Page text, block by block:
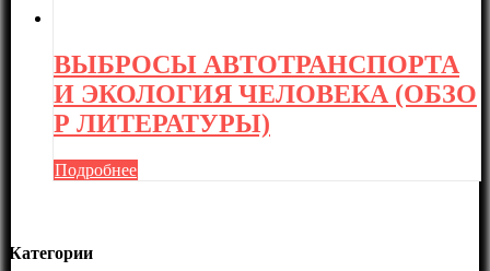
ВЫБРОСЫ АВТОТРАНСПОРТА
И ЭКОЛОГИЯ ЧЕЛОВЕКА (ОБЗО
Р ЛИТЕРАТУРЫ)
Подробнее
Категории